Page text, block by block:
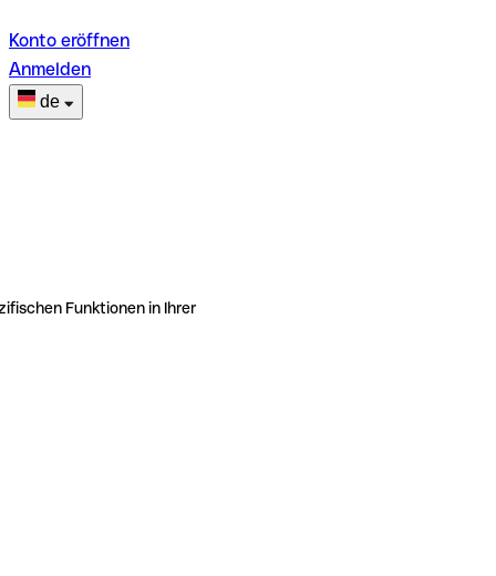
Konto eröffnen
Anmelden
de
Funktionen in Ihrer